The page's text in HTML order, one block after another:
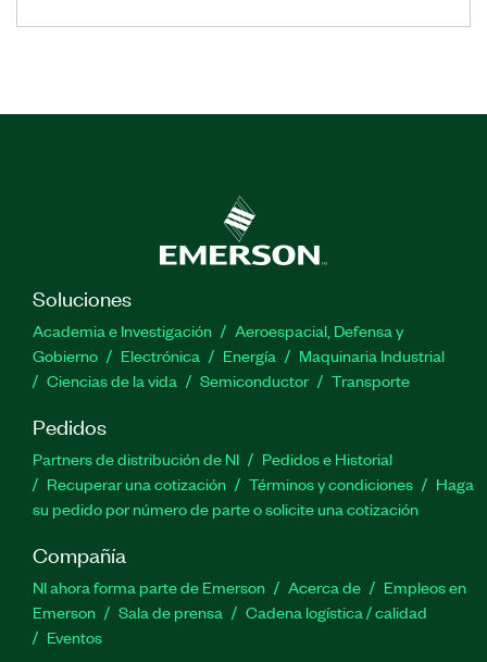
Soluciones
Academia e Investigación
Aeroespacial, Defensa y
Gobierno
Electrónica Energía
Maquinaria Industrial
Ciencias de la vida
Semiconductor Transporte
Pedidos
Partners de distribución de NI
Pedidos e Historial
Recuperar una cotización
Términos y condiciones
Haga
su pedido por número de parte o solicite una cotización
Compañía
NI ahora forma parte de Emerson Acerca de
Empleos en
Emerson
Sala de prensa
Cadena logística / calidad
Eventos